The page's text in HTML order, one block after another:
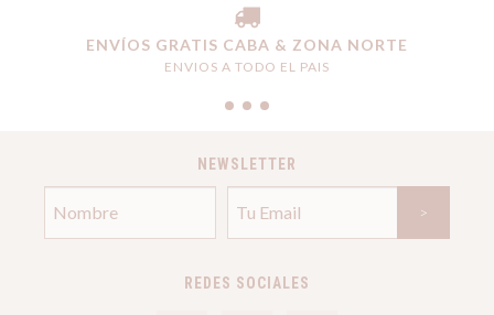
ENVÍOS GRATIS CABA & ZONA NORTE
ENVIOS A TODO EL PAIS
NEWSLETTER
REDES SOCIALES